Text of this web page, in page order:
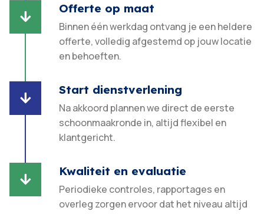

Offerte op maat
Binnen één werkdag ontvang je een heldere
offerte, volledig afgestemd op jouw locatie
en behoeften.​

Start dienstverlening
Na akkoord plannen we direct de eerste
schoonmaakronde in, altijd flexibel en
klantgericht.​

Kwaliteit en evaluatie
Periodieke controles, rapportages en
overleg zorgen ervoor dat het niveau altijd